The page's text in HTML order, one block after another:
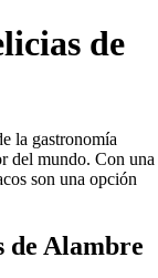
de
la gastronomía
del mundo. Con una
son una opción
de Alambre